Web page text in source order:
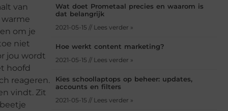
van
om je
niet
jou wordt
hoofd
reageren.
vindt. Zit
Wat doet Prometaal precies en waarom is
dat belangrijk
2021-05-15 // Lees verder »
Hoe werkt content marketing?
2021-05-15 // Lees verder »
Kies schoollaptops op beheer: updates,
accounts en filters
2021-05-15 // Lees verder »